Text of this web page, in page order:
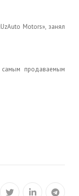
Motors», занял
самым продаваемым